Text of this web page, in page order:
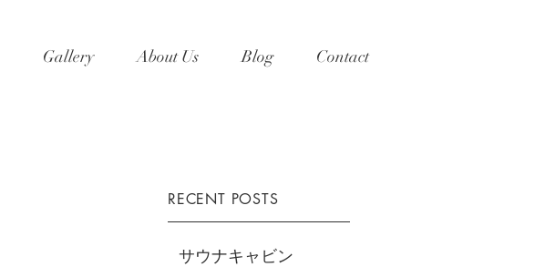
Gallery About Us Blog Contact
RECENT POSTS
サウナキャビン